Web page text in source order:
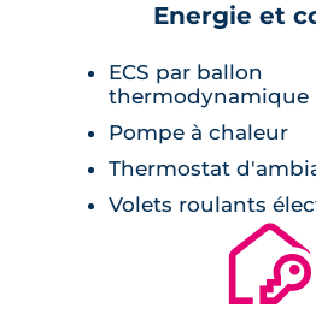
Energie et
ECS par ballon
thermodynamique
Pompe à chaleur
Thermostat
Volets roulants
🔐